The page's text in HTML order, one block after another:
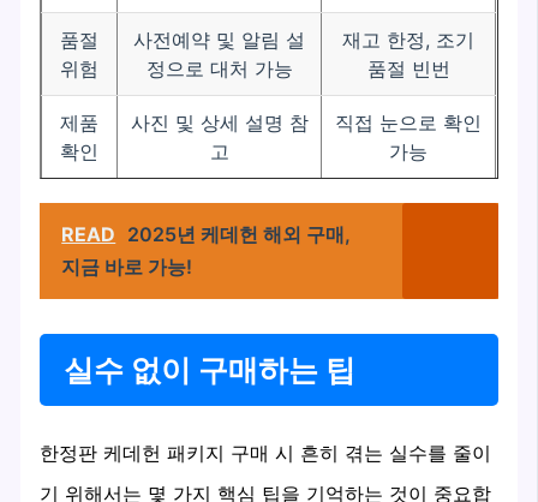
품절
위험
사전예약 및 알림 설
정으로 대처 가능
재고 한정, 조기
품절 빈번
제품
확인
사진 및 상세 설명 참
고
직접 눈으로 확인
가능
READ 2025년 케데헌 해외 구매,
지금 바로 가능!
실수 없이 구매하는 팁
한정판 케데헌 패키지 구매 시 흔히 겪는 실수를 줄이
기 위해서는 몇 가지 핵심 팁을 기억하는 것이 중요합